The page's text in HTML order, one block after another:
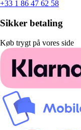
+33 1 86 47 62 58
Sikker betaling
Køb trygt på vores side